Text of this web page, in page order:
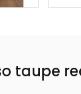
taupe